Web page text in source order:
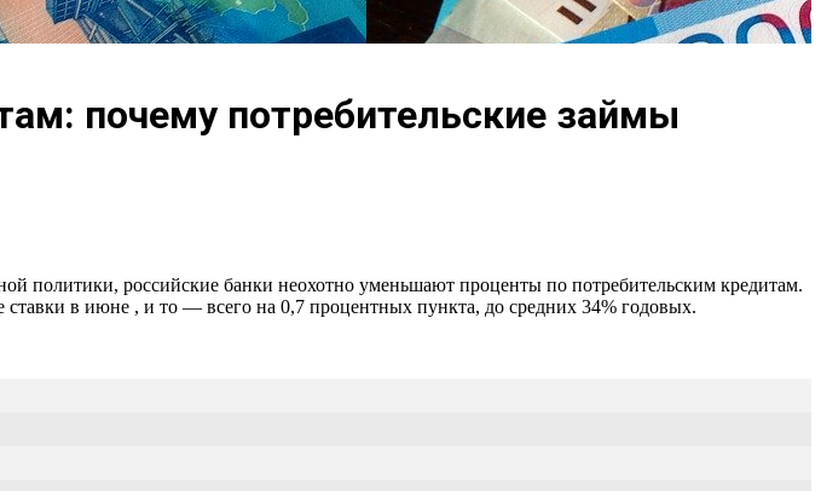
почему потребительские займы
политики, российские банки неохотно уменьшают проценты по потребительским кредитам.
в июне , и то — всего на 0,7 процентных пункта, до средних 34% годовых.